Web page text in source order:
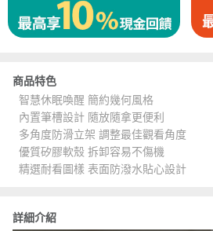
商品特色
智慧休眠喚醒 簡約幾何風格
內置筆槽設計 隨放隨拿更便利
多角度防滑立架 調整最佳觀看角度
優質矽膠軟殼 拆卸容易不傷機
精選耐看圖樣 表面防潑水貼心設計
詳細介紹